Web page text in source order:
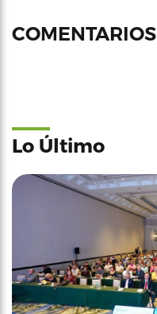
COMENTARIOS
Lo Último